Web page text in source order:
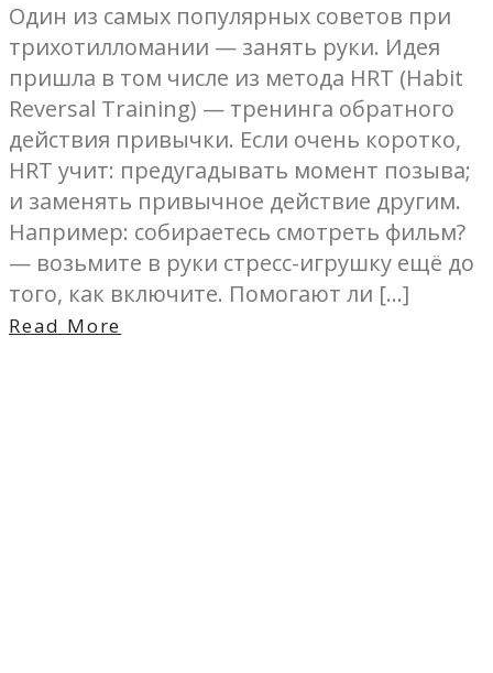
Один из самых популярных советов при
трихотилломании — занять руки. Идея
пришла в том числе из метода HRT (Habit
Reversal Training) — тренинга обратного
действия привычки. Если очень коротко,
HRT учит: предугадывать момент позыва;
и заменять привычное действие другим.
Например: собираетесь смотреть фильм?
— возьмите в руки стресс-игрушку ещё до
того, как включите. Помогают ли […]
Read More